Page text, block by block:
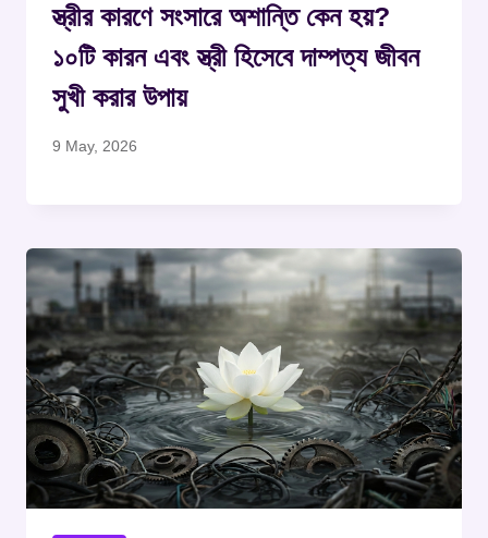
স্ত্রীর কারণে সংসারে অশান্তি কেন হয়?
১০টি কারন এবং স্ত্রী হিসেবে দাম্পত্য জীবন
সুখী করার উপায়
9 May, 2026